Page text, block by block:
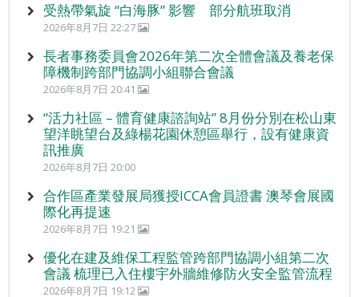
受熱帶氣旋 “白海豚” 影響 部分航班取消
2026年8月7日 22:27
長者事務委員會2026年第二次全體會議及養老保
障機制跨部門協調小組聯合會議
2026年8月7日 20:41
“活力社區 – 體育健康諮詢站” 8月份分別在松山東
望洋眺望台及綠楊花園休憩區舉行，設有健康資
訊推廣
2026年8月7日 20:00
合作區產業發展局獲授ICCA會員證書 澳琴會展國
際化再提速
2026年8月7日 19:21
優化在建及維保工程監管跨部門協調小組第二次
會議 梳理已入住樓宇外牆維修防火安全監管流程
2026年8月7日 19:12